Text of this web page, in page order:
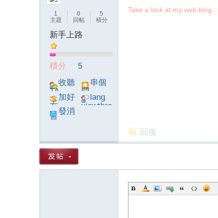
1
主題
0
回帖
5
積分
新手上路
積分
5
收聽
TA
串個
門
加好
友
lang
viewthre
發消
息
Take a look at my web blog ::
回復